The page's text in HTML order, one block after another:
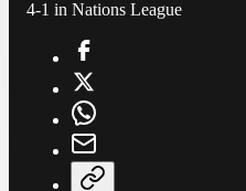
4-1 in Nations League